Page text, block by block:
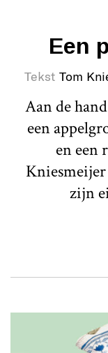
Een
Tekst Tom
Aan de
een
en een
zijn